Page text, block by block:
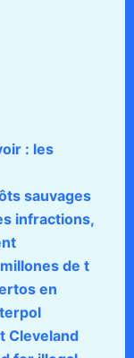
: les
sauvages
infractions,
de t
en
Cleveland